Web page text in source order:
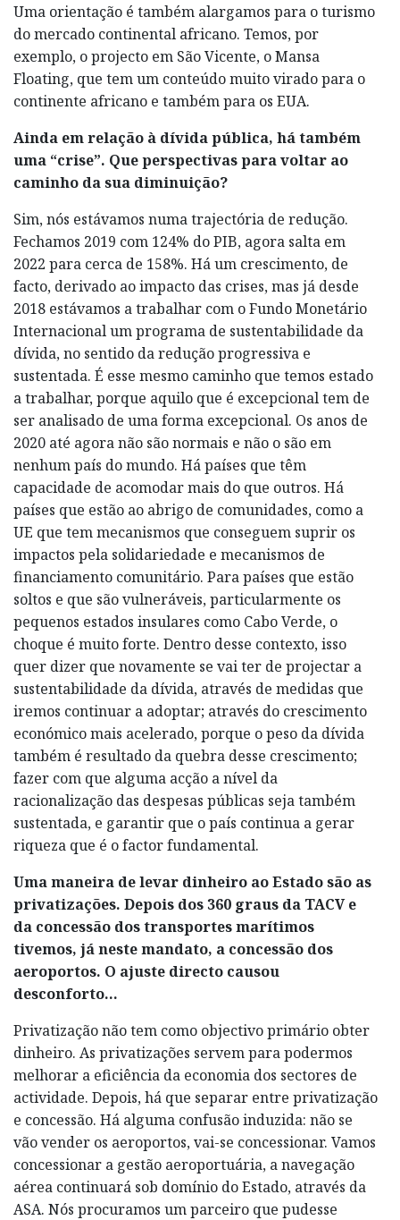
Uma orientação é também alargamos para o turismo
do mercado continental africano. Temos, por
exemplo, o projecto em São Vicente, o Mansa
Floating, que tem um conteúdo muito virado para o
continente africano e também para os EUA.
Ainda em relação à dívida pública, há também
uma “crise”. Que perspectivas para voltar ao
caminho da sua diminuição?
Sim, nós estávamos numa trajectória de redução.
Fechamos 2019 com 124% do PIB, agora salta em
2022 para cerca de 158%. Há um crescimento, de
facto, derivado ao impacto das crises, mas já desde
2018 estávamos a trabalhar com o Fundo Monetário
Internacional um programa de sustentabilidade da
dívida, no sentido da redução progressiva e
sustentada. É esse mesmo caminho que temos estado
a trabalhar, porque aquilo que é excepcional tem de
ser analisado de uma forma excepcional. Os anos de
2020 até agora não são normais e não o são em
nenhum país do mundo. Há países que têm
capacidade de acomodar mais do que outros. Há
países que estão ao abrigo de comunidades, como a
UE que tem mecanismos que conseguem suprir os
impactos pela solidariedade e mecanismos de
financiamento comunitário. Para países que estão
soltos e que são vulneráveis, particularmente os
pequenos estados insulares como Cabo Verde, o
choque é muito forte. Dentro desse contexto, isso
quer dizer que novamente se vai ter de projectar a
sustentabilidade da dívida, através de medidas que
iremos continuar a adoptar; através do crescimento
económico mais acelerado, porque o peso da dívida
também é resultado da quebra desse crescimento;
fazer com que alguma acção a nível da
racionalização das despesas públicas seja também
sustentada, e garantir que o país continua a gerar
riqueza que é o factor fundamental.
Uma maneira de levar dinheiro ao Estado são as
privatizações. Depois dos 360 graus da TACV e
da concessão dos transportes marítimos
tivemos, já neste mandato, a concessão dos
aeroportos. O ajuste directo causou
desconforto…
Privatização não tem como objectivo primário obter
dinheiro. As privatizações servem para podermos
melhorar a eficiência da economia dos sectores de
actividade. Depois, há que separar entre privatização
e concessão. Há alguma confusão induzida: não se
vão vender os aeroportos, vai-se concessionar. Vamos
concessionar a gestão aeroportuária, a navegação
aérea continuará sob domínio do Estado, através da
ASA. Nós procuramos um parceiro que pudesse